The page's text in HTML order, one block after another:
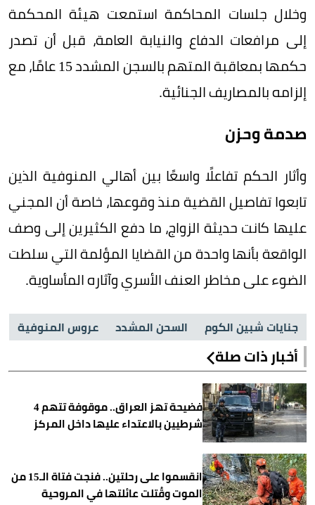
وخلال جلسات المحاكمة استمعت هيئة المحكمة
إلى مرافعات الدفاع والنيابة العامة، قبل أن تصدر
حكمها بمعاقبة المتهم بالسجن المشدد 15 عامًا، مع
إلزامه بالمصاريف الجنائية.
صدمة وحزن
وأثار الحكم تفاعلًا واسعًا بين أهالي المنوفية الذين
تابعوا تفاصيل القضية منذ وقوعها، خاصة أن المجني
عليها كانت حديثة الزواج، ما دفع الكثيرين إلى وصف
الواقعة بأنها واحدة من القضايا المؤلمة التي سلطت
الضوء على مخاطر العنف الأسري وآثاره المأساوية.
جنايات شبين الكوم السحن المشدد عروس المنوفية
أخبار ذات صلة
فضيحة تهز العراق.. موقوفة تتهم 4
شرطيين بالاعتداء عليها داخل المركز
انقسموا على رحلتين.. فنجت فتاة الـ15 من
الموت وقُتلت عائلتها في المروحية